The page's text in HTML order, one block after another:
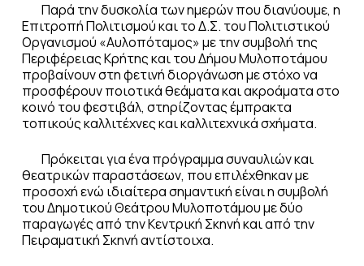
Παρά την δυσκολία των ημερών που διανύουμε, η
Επιτροπή Πολιτισμού και το Δ.Σ. του Πολιτιστικού
Οργανισμού «Αυλοπόταμος» με την συμβολή της
Περιφέρειας Κρήτης και του Δήμου Μυλοποτάμου
προβαίνουν στη φετινή διοργάνωση με στόχο να
προσφέρουν ποιοτικά θεάματα και ακροάματα στο
κοινό του φεστιβάλ, στηρίζοντας έμπρακτα
τοπικούς καλλιτέχνες και καλλιτεχνικά σχήματα.
Πρόκειται για ένα πρόγραμμα συναυλιών και
θεατρικών παραστάσεων, που επιλέχθηκαν με
προσοχή ενώ ιδιαίτερα σημαντική είναι η συμβολή
του Δημοτικού Θεάτρου Μυλοποτάμου με δύο
παραγωγές από την Κεντρική Σκηνή και από την
Πειραματική Σκηνή αντίστοιχα.